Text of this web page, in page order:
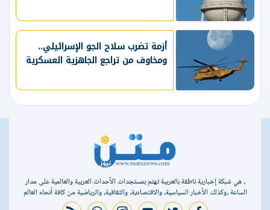
أزمة تضرب سلاح الجو الإسرائيلي..
ومخاوف من تراجع الجاهزية العسكرية
، هي شبكة إخبارية ناطقة بالعربية تهتم بمستجدات الأحداث العربية والعالمية على مدار
الساعة ،وكذلك الأخبار السياسية، والاقتصادية، والثقافية، والرياضية من كافة أنحاء العالم